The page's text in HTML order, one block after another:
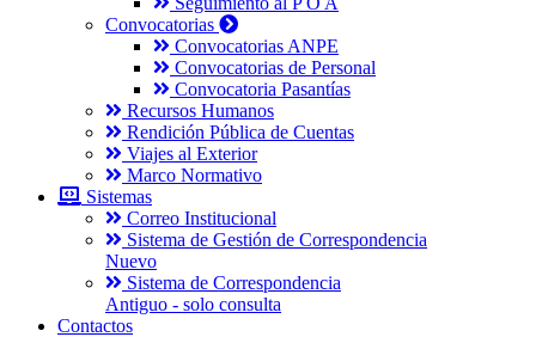
Convocatorias
Convocatorias ANPE
Convocatorias de Personal
Convocatoria Pasantías
Recursos Humanos
Rendición Pública de Cuentas
Viajes al Exterior
Marco Normativo
Sistemas
Correo Institucional
Sistema de Gestión de Correspondencia
Nuevo
Sistema de Correspondencia
Antiguo - solo consulta
Contactos